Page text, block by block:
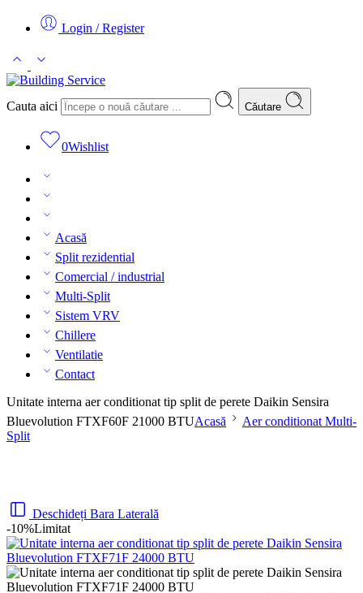
Login / Register
Cauta aici Căutare
0Wishlist
Acasă
Split rezidential
Comercial / industrial
Multi-Split
Sistem VRV
Chillere
Ventilatie
Contact
Unitate interna aer conditionat tip split de perete Daikin Sensira
Bluevolution FTXF60F 21000 BTUAcasă
Aer conditionat Multi-
Split
Deschideți Bara Laterală
-10%Limitat